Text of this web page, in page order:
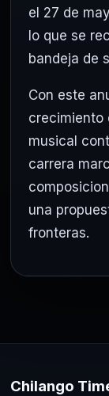
el 27 de
lo que se
bandeja de
Con este
crecimiento
musical
carrera
una
fronteras.
Chilango